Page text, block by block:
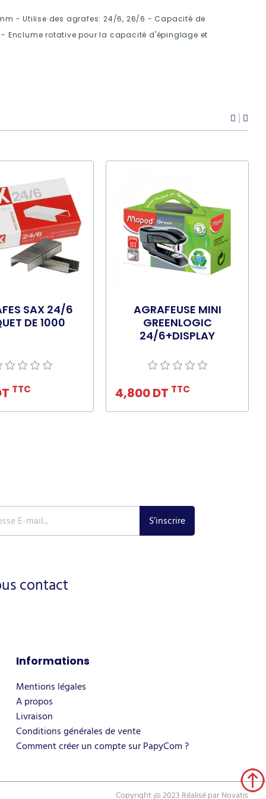
- Utilise des agrafes: 24/6, 26/6 - Capacité de
Enclume rotative pour la capacité d'épinglage et
SAX 24/6
DE 1000
TTC
AGRAFEUSE MINI
GREENLOGIC
24/6+DISPLAY
4,800 DT TTC
contact
Informations
Livraison
Mentions légales
A propos
Conditions générales de vente
Comment créer un compte sur PapyCom ?